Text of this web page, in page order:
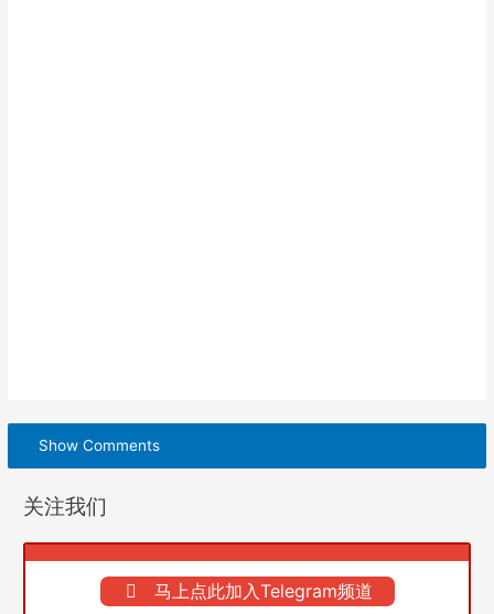
Show Comments
关注我们
马上点此加入Telegram频道